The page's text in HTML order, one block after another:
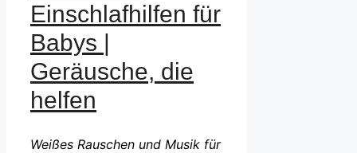
Einschlafhilfen für
Babys |
Geräusche, die
helfen
Weißes Rauschen und Musik für